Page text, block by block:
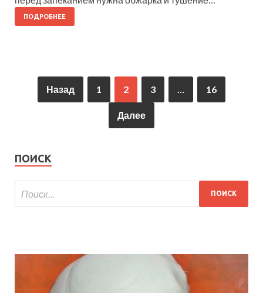
ПОДРОБНЕЕ
Назад 1 2 3 16
Далее
ПОИСК